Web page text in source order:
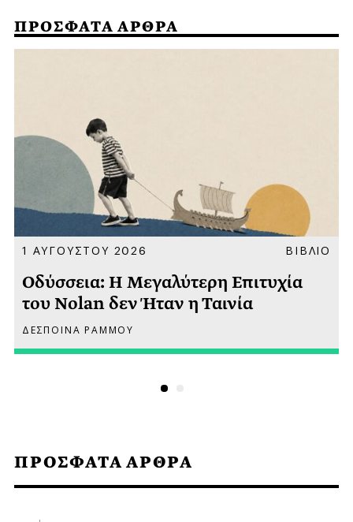
ΠΡΟΣΦΑΤΑ ΑΡΘΡΑ
ΠΡΟΣΦΑΤΑ ΑΡΘΡΑ
1 ΑΥΓΟΥΣΤΟΥ 2026 ΒΙΒΛΙΟ
Οδύσσεια: Η Μεγαλύτερη Επιτυχία
του Nolan δεν Ήταν η Ταινία
ΔΕΣΠΟΙΝΑ ΡΑΜΜΟΥ